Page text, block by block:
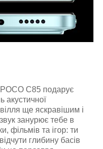
C85 подарує
акустичної
ще яскравішим і
занурює тебе в
фільмів та ігор: ти
глибину басів